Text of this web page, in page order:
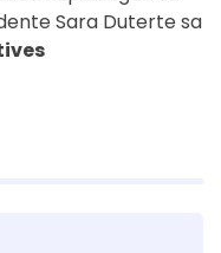
Sara Duterte sa